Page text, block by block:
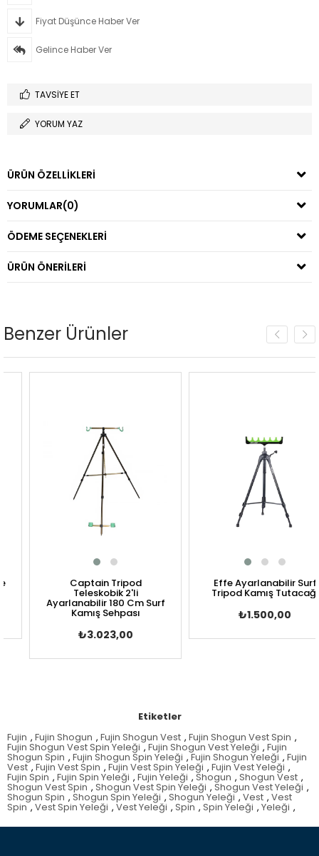
Fiyat Düşünce Haber Ver
Gelince Haber Ver
TAVSIYE ET
YORUM YAZ
ÜRÜN ÖZELLIKLERI
YORUMLAR(0)
ÖDEME SEÇENEKLERI
ÜRÜN ÖNERILERI
Benzer Ürünler
Captain Tripod
Teleskobik 2'li
Ayarlanabilir 180 Cm Surf
Kamış Sehpası
₺3.023,00
Effe Ayarlanabilir Surf
Tripod Kamış Tutacağı
₺1.500,00
Etiketler
Fujin , Fujin Shogun , Fujin Shogun Vest , Fujin Shogun Vest Spin ,
Fujin Shogun Vest Spin Yeleği , Fujin Shogun Vest Yeleği , Fujin
Shogun Spin , Fujin Shogun Spin Yeleği , Fujin Shogun Yeleği , Fujin
Vest , Fujin Vest Spin , Fujin Vest Spin Yeleği , Fujin Vest Yeleği ,
Fujin Spin , Fujin Spin Yeleği , Fujin Yeleği , Shogun , Shogun Vest ,
Shogun Vest Spin , Shogun Vest Spin Yeleği , Shogun Vest Yeleği ,
Shogun Spin , Shogun Spin Yeleği , Shogun Yeleği , Vest , Vest
Spin , Vest Spin Yeleği , Vest Yeleği , Spin , Spin Yeleği , Yeleği ,